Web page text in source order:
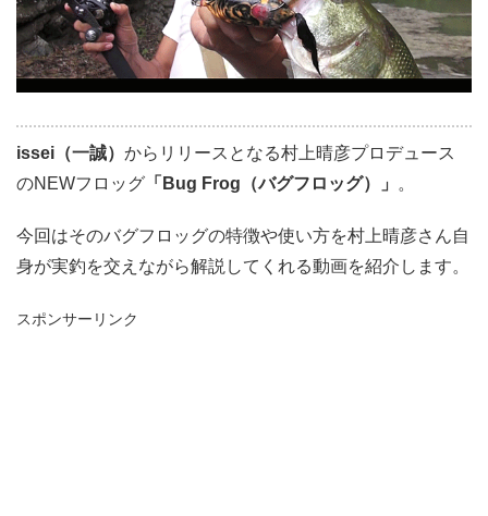
issei（一誠） からリリースとなる村上晴彦プロデュース
のNEWフロッグ 「Bug Frog（バグフロッグ）」 。
今回はそのバグフロッグの特徴や使い方を村上晴彦さん自
身が実釣を交えながら解説してくれる動画を紹介します。
スポンサーリンク